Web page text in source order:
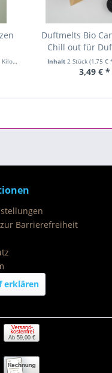
Duftmelts Bio
Chill out für
Inhalt2 Stück(1,75 €
3,49 € *
Barrierefreiheit
erklären
Ab 59,00 €